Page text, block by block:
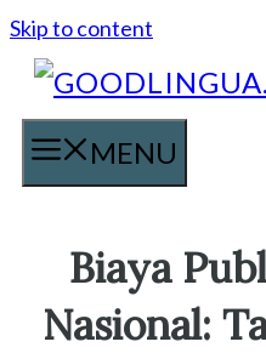
Skip to content
MENU
Biaya
Nasional: